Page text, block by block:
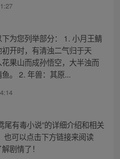
为您列举部分： 1. 小月王鲭
开时，有清浊二气归于天
果山而成孙悟空，大半浊而
。 2. 年兽：其原...
尾有毒小说”的详细介绍和相关
也可以点击下方链接来阅读
剧情了！